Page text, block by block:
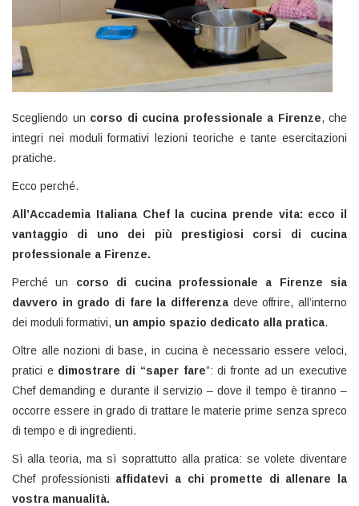
Scegliendo un corso di cucina professionale a Firenze, che
integri nei moduli formativi lezioni teoriche e tante esercitazioni
pratiche.
Ecco perché.
All’Accademia Italiana Chef la cucina prende vita: ecco il
vantaggio di uno dei più prestigiosi corsi di cucina
professionale a Firenze.
Perché un corso di cucina professionale a Firenze sia
davvero in grado di fare la differenza deve offrire, all’interno
dei moduli formativi, un ampio spazio dedicato alla pratica.
Oltre alle nozioni di base, in cucina è necessario essere veloci,
pratici e dimostrare di “saper fare”: di fronte ad un executive
Chef demanding e durante il servizio – dove il tempo è tiranno –
occorre essere in grado di trattare le materie prime senza spreco
di tempo e di ingredienti.
Sì alla teoria, ma sì soprattutto alla pratica: se volete diventare
Chef professionisti affidatevi a chi promette di allenare la
vostra manualità.